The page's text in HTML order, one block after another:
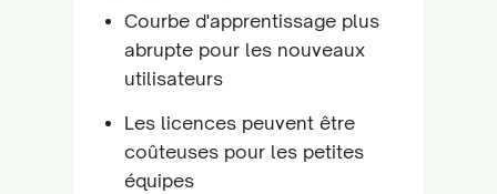
Courbe d'apprentissage plus
abrupte pour les nouveaux
utilisateurs
Les licences peuvent être
coûteuses pour les petites
équipes